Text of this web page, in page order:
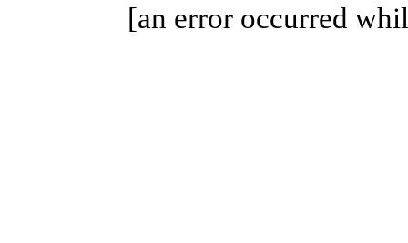
[an error occurred